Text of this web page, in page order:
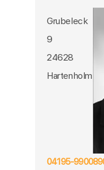
Grubeleck
9
24628
Hartenholm
04195-